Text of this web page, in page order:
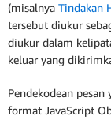
(misalnya Tindakan
tersebut diukur
diukur dalam
keluar yang
Pendekodean
format JavaScript